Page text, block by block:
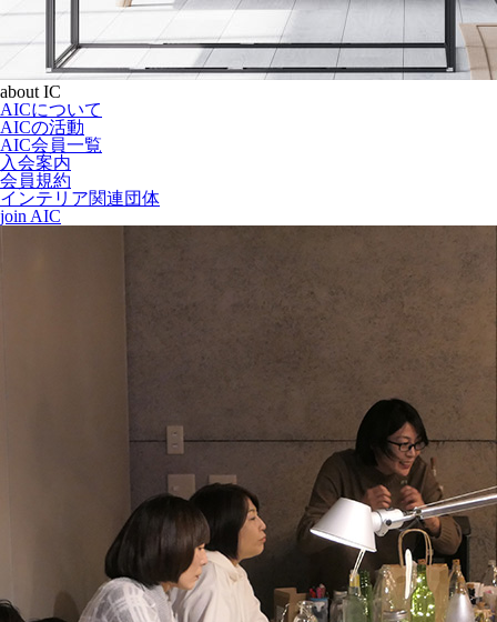
about IC
AICについて
AICの活動
AIC会員一覧
入会案内
会員規約
インテリア関連団体
join AIC